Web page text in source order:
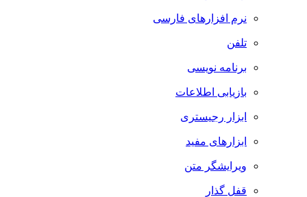
نرم افزارهای فارسی
تلفن
برنامه نویسی
بازیابی اطلاعات
ابزار رجیستری
ابزارهای مفید
ویرایشگر متن
قفل گذار